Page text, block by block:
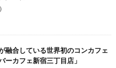
融合している世界初のコンカフェ
ーカフェ新宿三丁目店」